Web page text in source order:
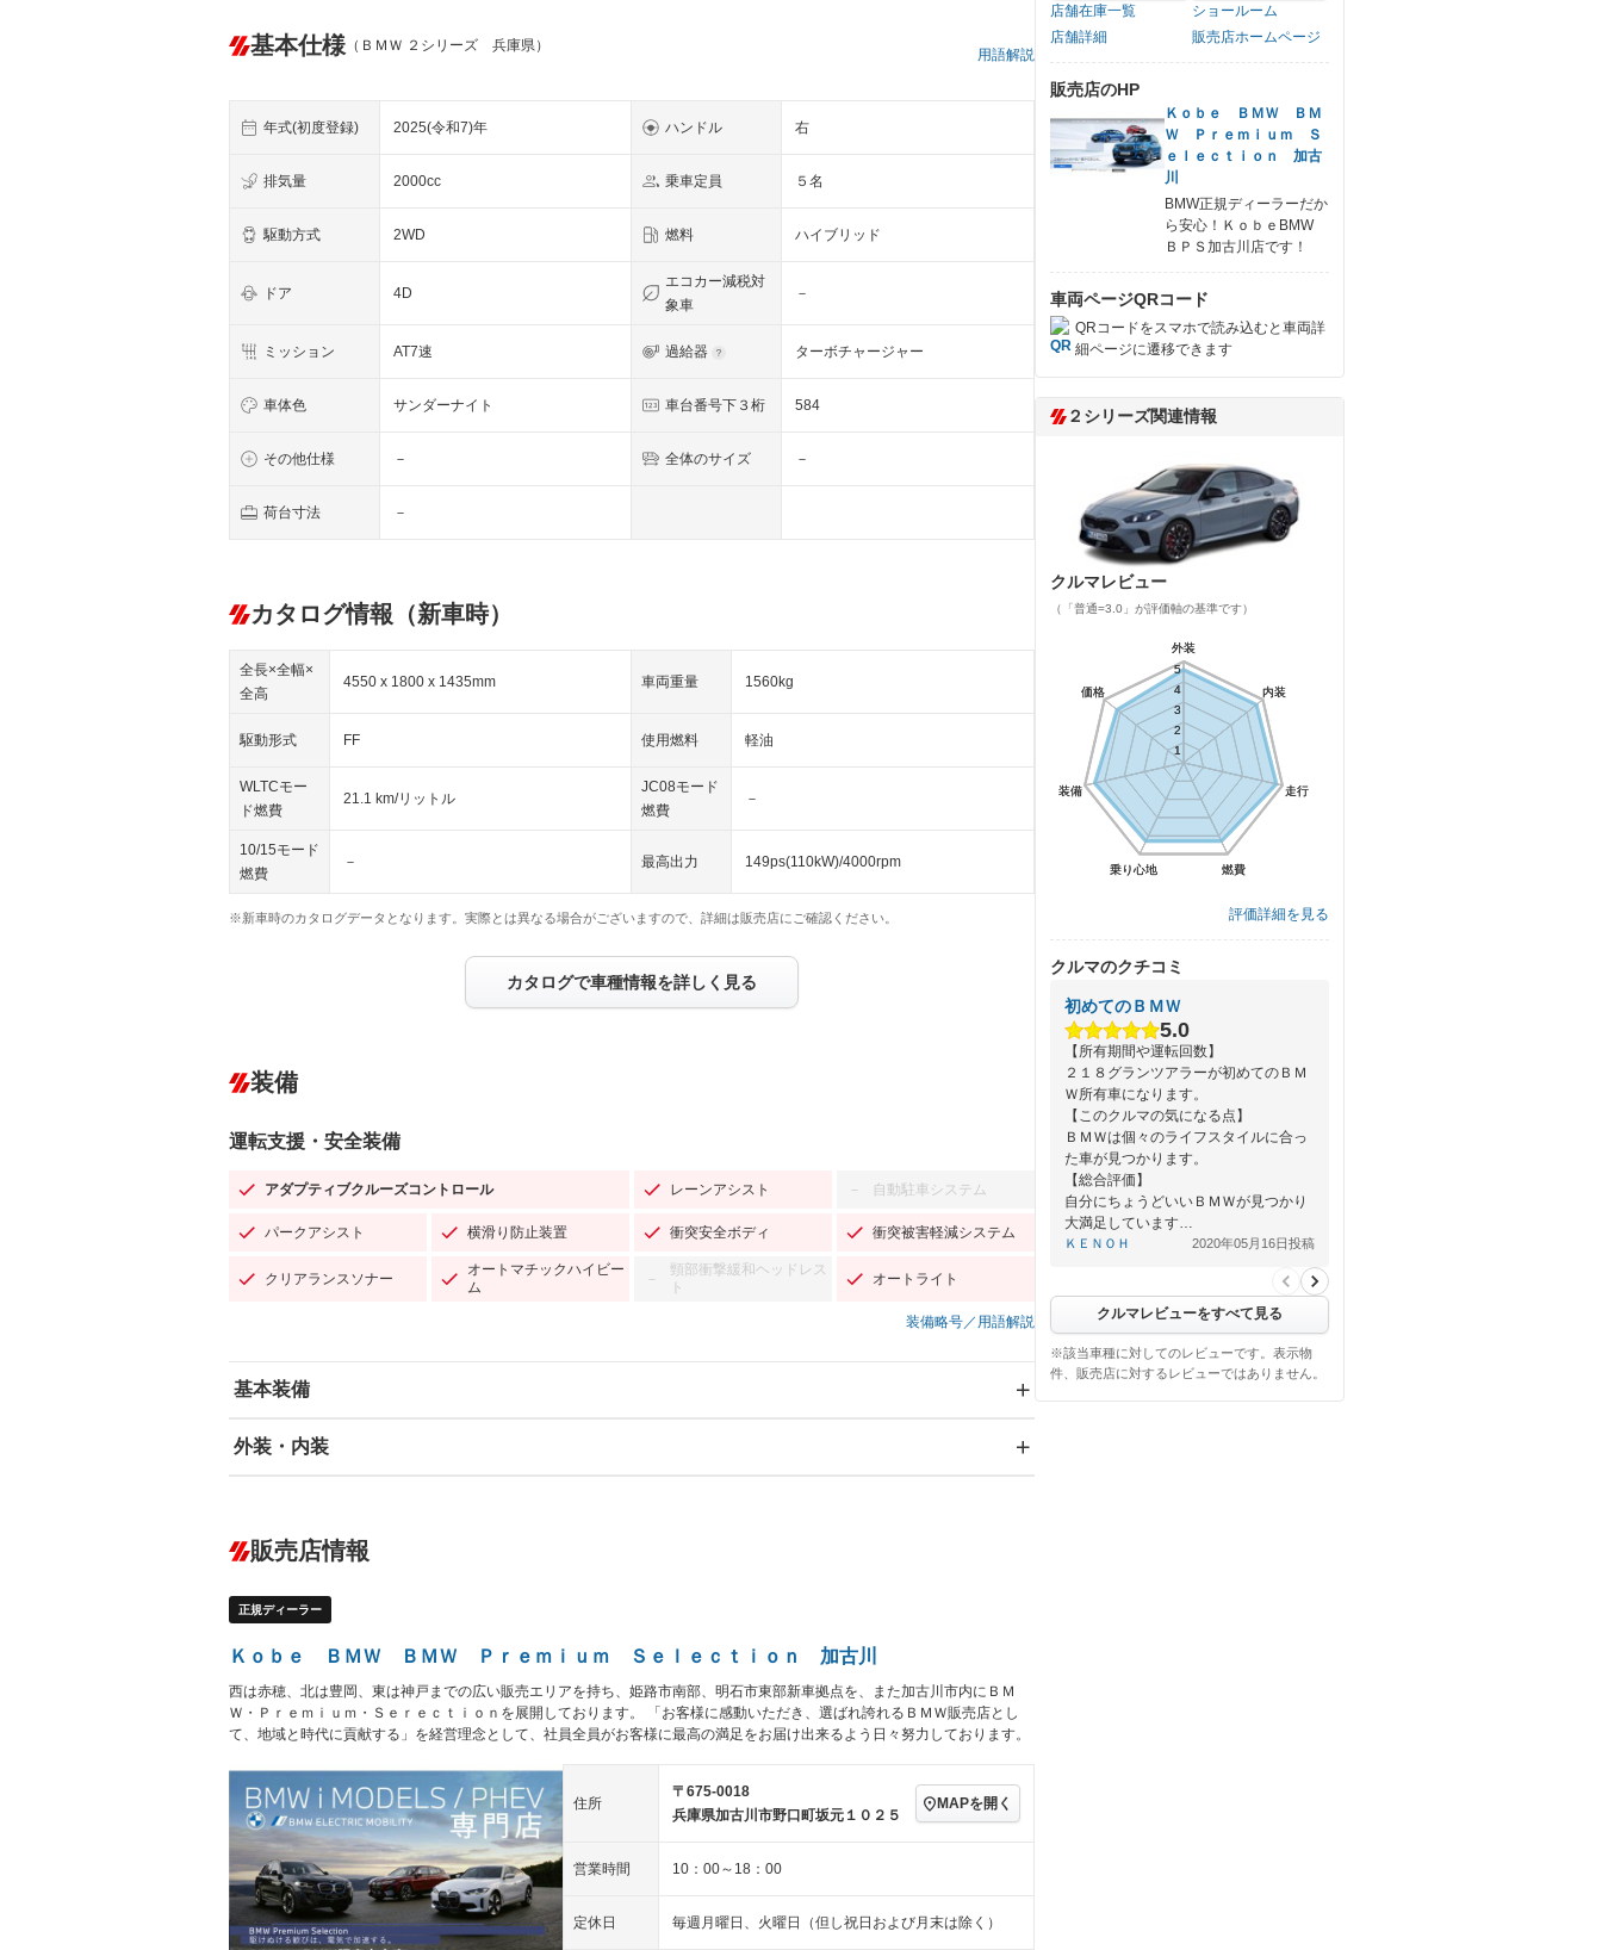
基本仕様 （ＢＭＷ ２シリーズ 兵庫県）
用語解説
年式(初度登録) 2025(令和7)年 ハンドル 右
排気量 2000cc 乗車定員 ５名
駆動方式 2WD 燃料 ハイブリッド
ドア 4D
エコカー減税対
象車
－
ミッション AT7速 過給器 ターボチャージャー
車体色 サンダーナイト 車台番号下３桁 584
その他仕様 － 全体のサイズ －
荷台寸法 －
カタログ情報（新車時）
全長×全幅×
全高
4550 x 1800 x 1435mm 車両重量 1560kg
駆動形式 FF 使用燃料 軽油
WLTCモー
ド燃費
21.1 km/リットル
JC08モード
燃費
－
10/15モード
燃費
－ 最高出力 149ps(110kW)/4000rpm
※新車時のカタログデータとなります。実際とは異なる場合がございますので、詳細は販売店にご確認ください。
カタログで車種情報を詳しく見る
装備
運転支援・安全装備
アダプティブクルーズコントロール レーンアシスト － 自動駐車システム
パークアシスト 横滑り防止装置 衝突安全ボディ 衝突被害軽減システム
クリアランスソナー
オートマチックハイビー
ム
－
頸部衝撃緩和ヘッドレス
ト
オートライト
装備略号／用語解説
基本装備
エアバッグ：運転席/助手席/サイド
－ ダウンヒルアシストコントロール
Bluetooth接続
－ レンタカーアップ － 展示・試乗車 電動格納ミラー
装備略号／用語解説
外装・内装
－ オーディオ
－
ヘッドライトウォッシャ
ー
LEDヘッドランプ － HID(キセノンライト) － ポータブルナビ バックカメラ
ETC2.0 － エアロ スマートキー － ローダウン
－ ランフラットタイヤ パワーシート － 3列シート － ベンチシート
チップアップシート
シートヒーター － ウォークスルー 後席モニター － 電動リアゲート
－ フロントカメラ － シートエアコン 全周囲カメラ
－ ルーフレール － エアサスペンション
販売店情報
正規ディーラー
Ｋｏｂｅ ＢＭＷ ＢＭＷ Ｐｒｅｍｉｕｍ Ｓｅｌｅｃｔｉｏｎ 加古川
西は赤穂、北は豊岡、東は神戸までの広い販売エリアを持ち、姫路市南部、明石市東部新車拠点を、また加古川市内にＢＭ
Ｗ・Ｐｒｅｍｉｕｍ・Ｓｅｒｅｃｔｉｏｎを展開しております。 「お客様に感動いただき、選ばれ誇れるＢＭＷ販売店とし
て、地域と時代に貢献する」を経営理念として、社員全員がお客様に最高の満足をお届け出来るよう日々努力しております。
住所
〒675-0018
兵庫県加古川市野口町坂元１０２５
MAPを開く
営業時間 10：00～18：00
定休日 毎週月曜日、火曜日（但し祝日および月末は除く）
店舗在庫一覧
ショールーム
店舗詳細
販売店ホームページ
販売店のHP
Ｋｏｂｅ ＢＭＷ ＢＭ
Ｗ Ｐｒｅｍｉｕｍ Ｓ
ｅｌｅｃｔｉｏｎ 加古
川
BMW正規ディーラーだか
ら安心！ＫｏｂｅBMW
ＢＰＳ加古川店です！
車両ページQRコード
QRコードをスマホで読み込むと車両詳
細ページに遷移できます
２シリーズ関連情報
クルマレビュー
（「普通=3.0」が評価軸の基準です）
外装
内装
走行
燃費
乗り心地
装備
価格
1
2
3
4
5
外装
内装
走行
燃費
乗り心地
装備
価格
1
2
3
4
5
評価詳細を見る
クルマのクチコミ
初めてのＢＭＷ
5.0
【所有期間や運転回数】
２１８グランツアラーが初めてのＢＭ
Ｗ所有車になります。
【このクルマの気になる点】
ＢＭＷは個々のライフスタイルに合っ
た車が見つかります。
【総合評価】
自分にちょうどいいＢＭＷが見つかり
大満足しています…
ＫＥＮＯＨ 2020年05月16日投稿
クルマレビューをすべて見る
※該当車種に対してのレビューです。表示物
件、販売店に対するレビューではありません。